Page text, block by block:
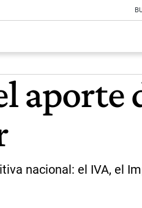
aporte
nacional: el IVA, el